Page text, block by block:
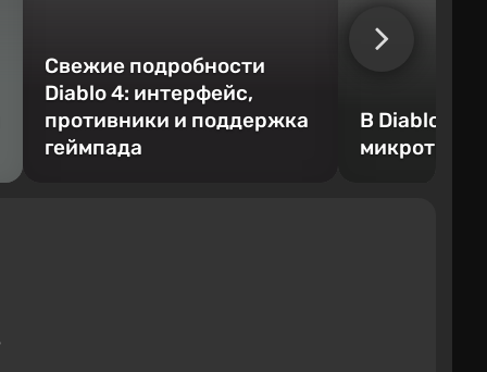
Свежие подробности
Diablo 4: интерфейс,
противники и поддержка
геймпада
В Diablo 4